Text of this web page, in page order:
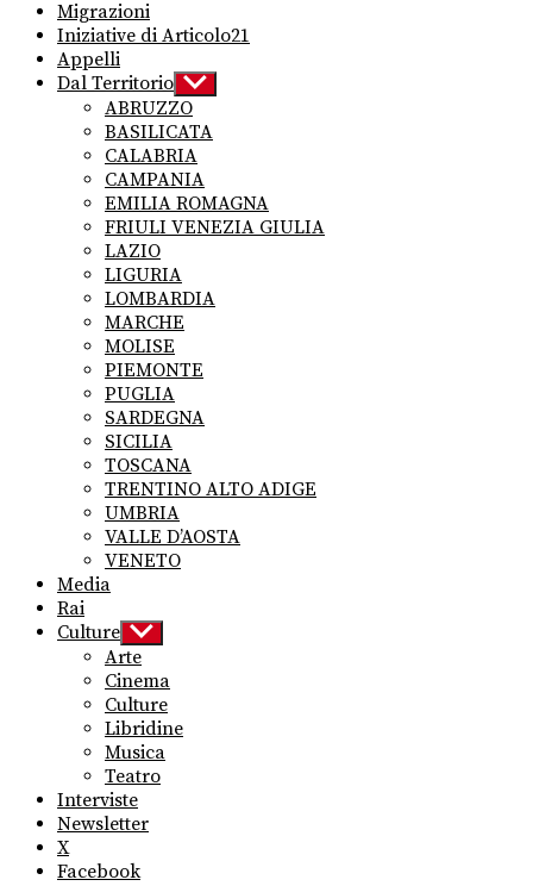
Migrazioni
Iniziative di Articolo21
Appelli
Dal Territorio Show
sub
menu
ABRUZZO
BASILICATA
CALABRIA
CAMPANIA
EMILIA ROMAGNA
FRIULI VENEZIA GIULIA
LAZIO
LIGURIA
LOMBARDIA
MARCHE
MOLISE
PIEMONTE
PUGLIA
SARDEGNA
SICILIA
TOSCANA
TRENTINO ALTO ADIGE
UMBRIA
VALLE D’AOSTA
VENETO
Media
Rai
Culture Show
sub
menu
Arte
Cinema
Culture
Libridine
Musica
Teatro
Interviste
Newsletter
X
Facebook